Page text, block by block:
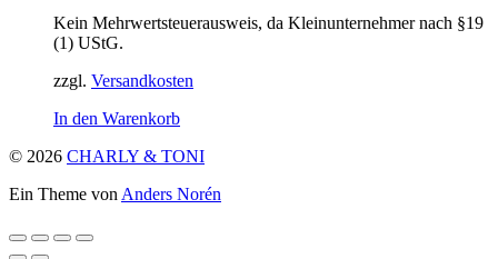
Kein Mehrwertsteuerausweis, da Kleinunternehmer nach §19
(1) UStG.
zzgl. Versandkosten
In den Warenkorb
© 2026 CHARLY & TONI
Ein Theme von Anders Norén